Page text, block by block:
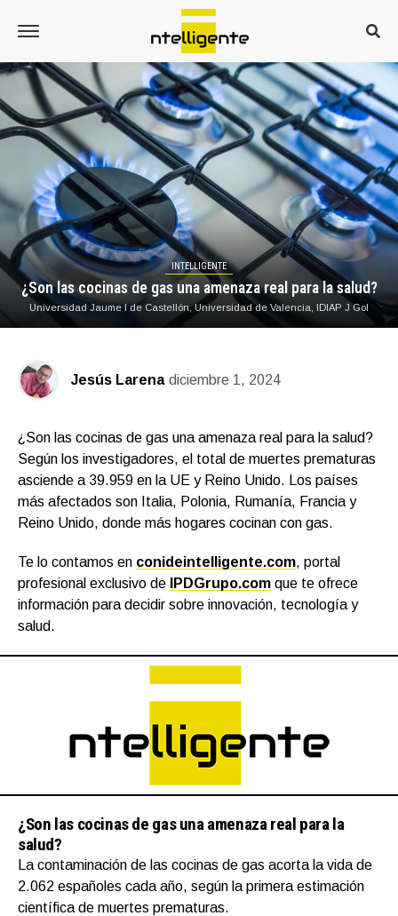
INTELLIGENTE
¿Son las cocinas de gas una amenaza real para la salud?
Universidad Jaume I de Castellón, Universidad de Valencia, IDIAP J Gol
Jesús Larena diciembre 1, 2024
¿Son las cocinas de gas una amenaza real para la salud?
Según los investigadores, el total de muertes prematuras
asciende a 39.959 en la UE y Reino Unido. Los países
más afectados son Italia, Polonia, Rumanía, Francia y
Reino Unido, donde más hogares cocinan con gas.
Te lo contamos en conideintelligente.com, portal
profesional exclusivo de
IPDGrupo.com que te ofrece
información para decidir sobre innovación, tecnología y
salud.
¿Son las cocinas de gas una amenaza real para la
salud?
La contaminación de las cocinas de gas acorta la vida de
2.062 españoles cada año, según la primera estimación
científica de muertes prematuras.